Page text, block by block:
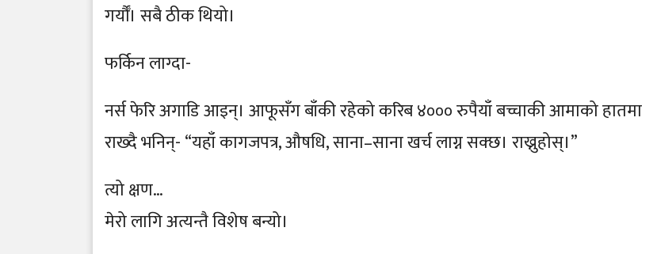
गर्यौँ। सबै ठीक थियो।
फर्किन लाग्दा-
नर्स फेरि अगाडि आइन्। आफूसँग बाँकी रहेको करिब ४००० रुपैयाँ बच्चाकी आमाको हातमा
राख्दै भनिन्- “यहाँ कागजपत्र, औषधि, साना–साना खर्च लाग्न सक्छ। राख्नुहोस्।”
त्यो क्षण…
मेरो लागि अत्यन्तै विशेष बन्यो।